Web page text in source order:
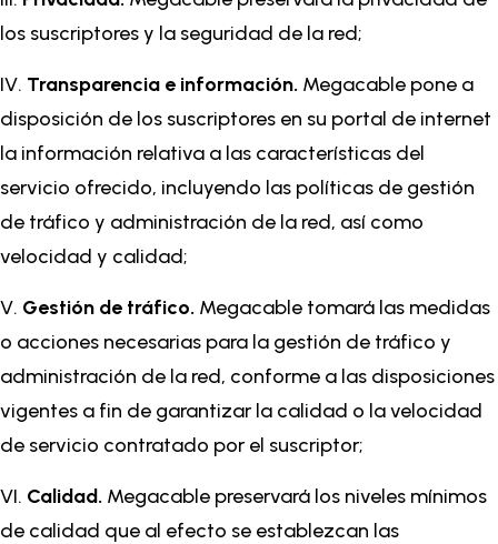
los suscriptores y la seguridad de la red;
IV. Transparencia e información. Megacable pone a
disposición de los suscriptores en su portal de internet
la información relativa a las características del
servicio ofrecido, incluyendo las políticas de gestión
de tráfico y administración de la red, así como
velocidad y calidad;
V. Gestión de tráfico. Megacable tomará las medidas
o acciones necesarias para la gestión de tráfico y
administración de la red, conforme a las disposiciones
vigentes a fin de garantizar la calidad o la velocidad
de servicio contratado por el suscriptor;
VI. Calidad. Megacable preservará los niveles mínimos
de calidad que al efecto se establezcan las